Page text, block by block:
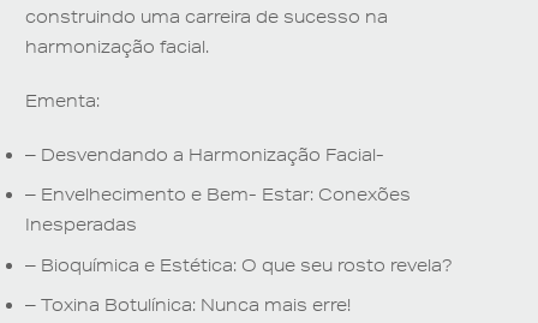
construindo uma carreira de sucesso na
harmonização facial.
Ementa:
– Desvendando a Harmonização Facial-
– Envelhecimento e Bem- Estar: Conexões
Inesperadas
– Bioquímica e Estética: O que seu rosto revela?
– Toxina Botulínica: Nunca mais erre!